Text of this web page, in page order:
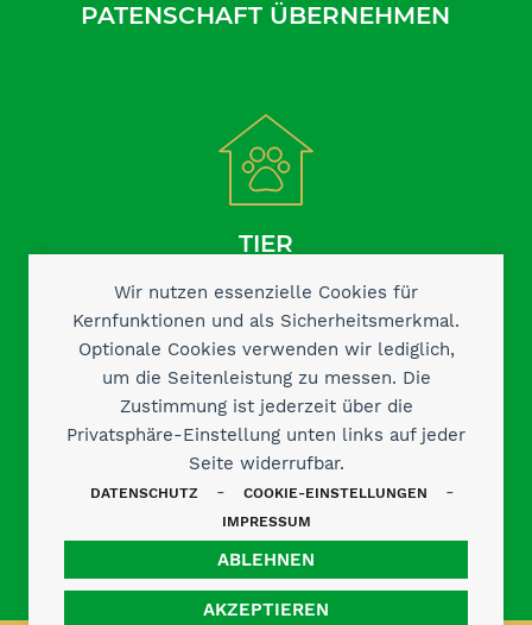
Wir nutzen essenzielle Cookies für
Kernfunktionen und als Sicherheitsmerkmal.
Optionale Cookies verwenden wir lediglich,
um die Seitenleistung zu messen. Die
Zustimmung ist jederzeit über die
Privatsphäre-Einstellung unten links auf jeder
Seite widerrufbar.
DATENSCHUTZ - COOKIE-EINSTELLUNGEN -
IMPRESSUM
AKZEPTIEREN
ABLEHNEN
PATENSCHAFT ÜBERNEHMEN
TIER
KONTAKT AUFNEHMEN